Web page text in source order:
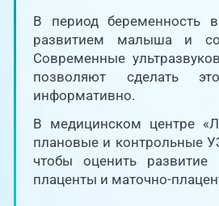
Адреса клиник
О клинике
Блог врачей
Новости
+7 (351) 220-
Единая справочная
запись на прием
+7 (351) 220-
Центр амбулаторной
онкологической
+7 (7142) 927-
В период беременность
развитием малыша и
Современные
позволяют сделать
информативно.
В медицинском центре
плановые и контрольные
чтобы оценить развитие
плаценты и маточно-